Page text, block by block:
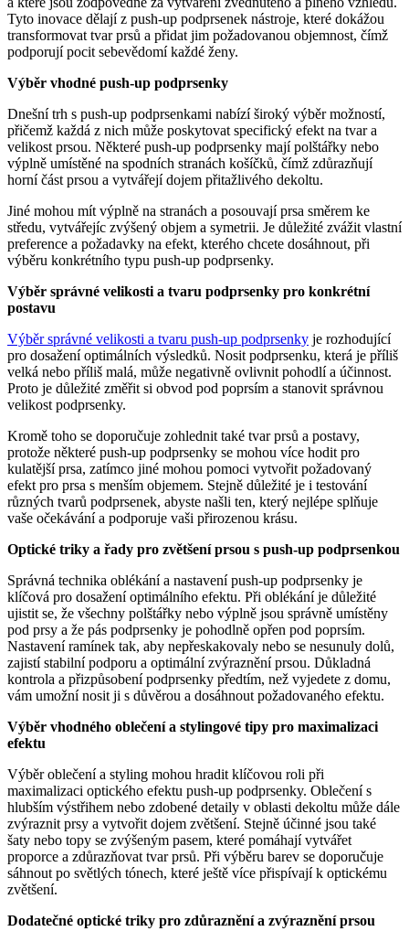
Tyto inovace dělají z push-up podprsenek nástroje, které dokážou
transformovat tvar prsů a přidat jim požadovanou objemnost, čímž
podporují pocit sebevědomí každé ženy.
Výběr vhodné push-up podprsenky
Dnešní trh s push-up podprsenkami nabízí široký výběr možností,
přičemž každá z nich může poskytovat specifický efekt na tvar a
velikost prsou. Některé push-up podprsenky mají polštářky nebo
výplně umístěné na spodních stranách košíčků, čímž zdůrazňují
horní část prsou a vytvářejí dojem přitažlivého dekoltu.
Jiné mohou mít výplně na stranách a posouvají prsa směrem ke
středu, vytvářejíc zvýšený objem a symetrii. Je důležité zvážit vlastní
preference a požadavky na efekt, kterého chcete dosáhnout, při
výběru konkrétního typu push-up podprsenky.
Výběr správné velikosti a tvaru podprsenky pro konkrétní
postavu
Výběr správné velikosti a tvaru push-up podprsenky je rozhodující
pro dosažení optimálních výsledků. Nosit podprsenku, která je příliš
velká nebo příliš malá, může negativně ovlivnit pohodlí a účinnost.
Proto je důležité změřit si obvod pod poprsím a stanovit správnou
velikost podprsenky.
Kromě toho se doporučuje zohlednit také tvar prsů a postavy,
protože některé push-up podprsenky se mohou více hodit pro
kulatější prsa, zatímco jiné mohou pomoci vytvořit požadovaný
efekt pro prsa s menším objemem. Stejně důležité je i testování
různých tvarů podprsenek, abyste našli ten, který nejlépe splňuje
vaše očekávání a podporuje vaši přirozenou krásu.
Optické triky a řady pro zvětšení prsou s push-up podprsenkou
Správná technika oblékání a nastavení push-up podprsenky je
klíčová pro dosažení optimálního efektu. Při oblékání je důležité
ujistit se, že všechny polštářky nebo výplně jsou správně umístěny
pod prsy a že pás podprsenky je pohodlně opřen pod poprsím.
Nastavení ramínek tak, aby nepřeskakovaly nebo se nesunuly dolů,
zajistí stabilní podporu a optimální zvýraznění prsou. Důkladná
kontrola a přizpůsobení podprsenky předtím, než vyjedete z domu,
vám umožní nosit ji s důvěrou a dosáhnout požadovaného efektu.
Výběr vhodného oblečení a stylingové tipy pro maximalizaci
efektu
Výběr oblečení a styling mohou hradit klíčovou roli při
maximalizaci optického efektu push-up podprsenky. Oblečení s
hlubším výstřihem nebo zdobené detaily v oblasti dekoltu může dále
zvýraznit prsy a vytvořit dojem zvětšení. Stejně účinné jsou také
šaty nebo topy se zvýšeným pasem, které pomáhají vytvářet
proporce a zdůrazňovat tvar prsů. Při výběru barev se doporučuje
sáhnout po světlých tónech, které ještě více přispívají k optickému
zvětšení.
Dodatečné optické triky pro zdůraznění a zvýraznění prsou